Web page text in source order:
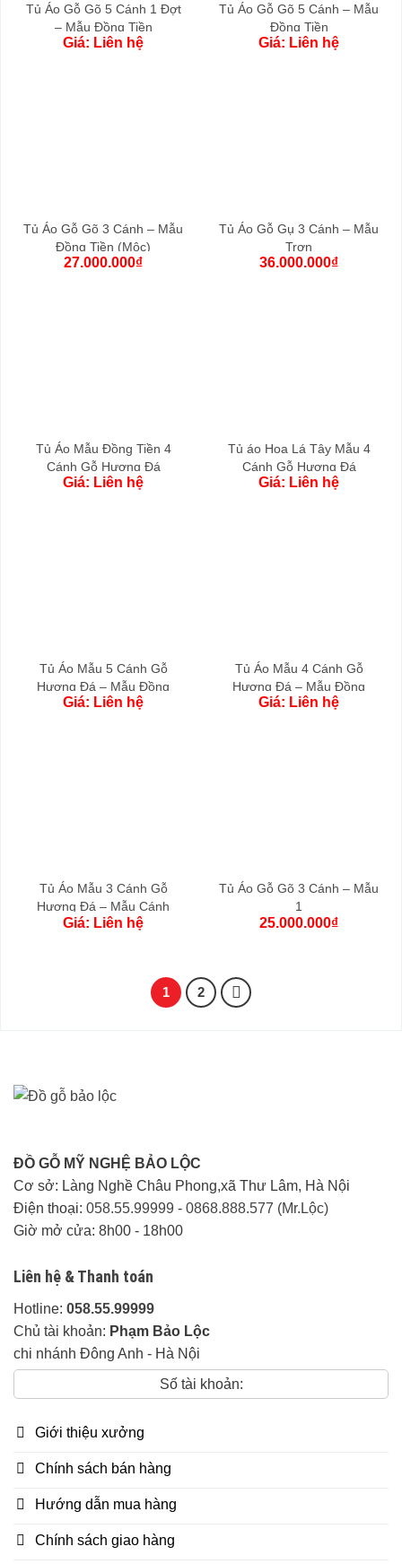
Tủ Áo Gỗ Gõ 5 Cánh 1 Đợt
– Mẫu Đồng Tiền
Giá: Liên hệ
Tủ Áo Gỗ Gõ 5 Cánh – Mẫu
Đồng Tiền
Giá: Liên hệ
Tủ Áo Gỗ Gõ 3 Cánh – Mẫu
Đồng Tiền (Mộc)
27.000.000₫
Tủ Áo Gỗ Gụ 3 Cánh – Mẫu
Trơn
36.000.000₫
Tủ Áo Mẫu Đồng Tiền 4
Cánh Gỗ Hương Đá
Giá: Liên hệ
Tủ áo Hoa Lá Tây Mẫu 4
Cánh Gỗ Hương Đá
Giá: Liên hệ
Tủ Áo Mẫu 5 Cánh Gỗ
Hương Đá – Mẫu Đồng
Tiền
Giá: Liên hệ
Tủ Áo Mẫu 4 Cánh Gỗ
Hương Đá – Mẫu Đồng
Tiền
Giá: Liên hệ
Tủ Áo Mẫu 3 Cánh Gỗ
Hương Đá – Mẫu Cánh
Trơn
Giá: Liên hệ
Tủ Áo Gỗ Gõ 3 Cánh – Mẫu
1
25.000.000₫
1 2
ĐỒ GỖ MỸ NGHỆ BẢO LỘC
Cơ sở: Làng Nghề Châu Phong,xã Thư Lâm, Hà Nội
Điện thoại: 058.55.99999 - 0868.888.577 (Mr.Lộc)
Giờ mở cửa: 8h00 - 18h00
Liên hệ & Thanh toán
Hotline: 058.55.99999
Chủ tài khoản: Phạm Bảo Lộc
chi nhánh Đông Anh - Hà Nội
Số tài khoản:
Giới thiệu xưởng
Chính sách bán hàng
Hướng dẫn mua hàng
Chính sách giao hàng